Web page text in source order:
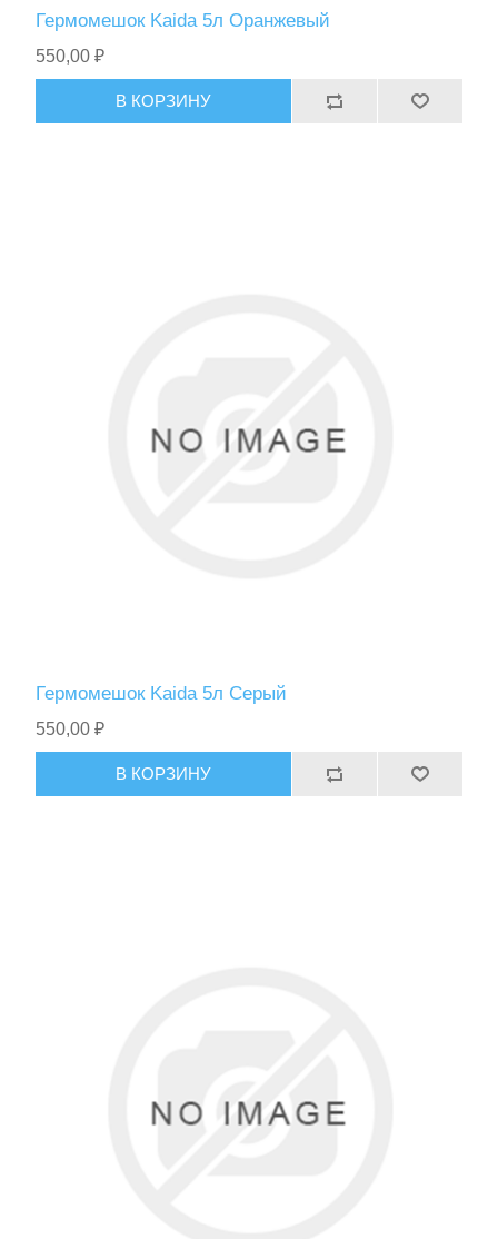
Гермомешок Kaida 5л Оранжевый
550,00 ₽
В КОРЗИНУ
Гермомешок Kaida 5л Серый
550,00 ₽
В КОРЗИНУ